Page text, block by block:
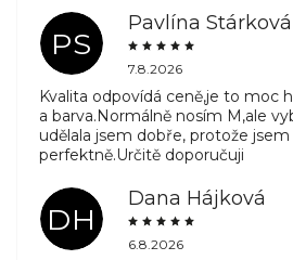
PS
Pavlína Stárková
7.8.2026
Kvalita odpovídá ceně,je to moc
a barva.Normálně nosím M,ale
udělala jsem dobře, protože jsem
perfektně.Určitě doporučuji
DH
Dana Hájková
6.8.2026